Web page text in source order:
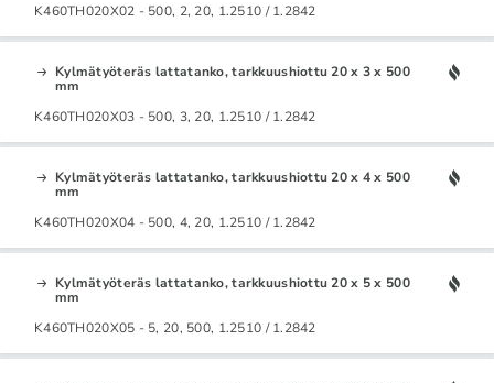
K460TH020X02 - 500, 2, 20, 1.2510 / 1.2842
Kylmätyöteräs lattatanko, tarkkuushiottu 20 x 3 x 500
mm
K460TH020X03 - 500, 3, 20, 1.2510 / 1.2842
Kylmätyöteräs lattatanko, tarkkuushiottu 20 x 4 x 500
mm
K460TH020X04 - 500, 4, 20, 1.2510 / 1.2842
Kylmätyöteräs lattatanko, tarkkuushiottu 20 x 5 x 500
mm
K460TH020X05 - 5, 20, 500, 1.2510 / 1.2842